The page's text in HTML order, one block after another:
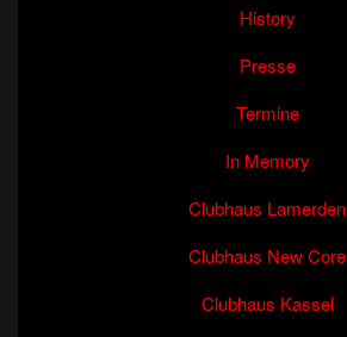
History
Presse
Termine
In Memory
Clubhaus Lamerden
Clubhaus New Core
Clubhaus Kassel